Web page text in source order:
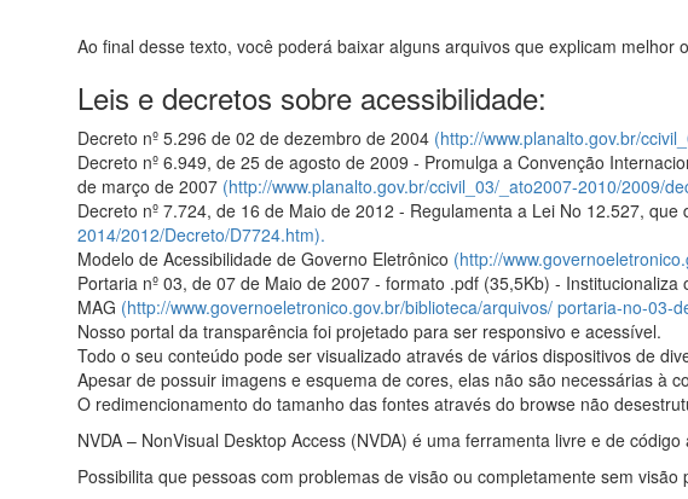
Ao final desse texto, você poderá baixar alguns arquivos que explicam
Leis e decretos sobre acessibilidade:
Decreto nº 5.296 de 02 de dezembro de 2004 (http://www.planalto.gov.br/
Decreto nº 6.949, de 25 de agosto de 2009 - Promulga a Convenção
de março de 2007 (http://www.planalto.gov.br/ccivil_03/_ato2007-2010/2009/
Decreto nº 7.724, de 16 de Maio de 2012 - Regulamenta a Lei No 12.527,
2014/2012/Decreto/D7724.htm).
Modelo de Acessibilidade de Governo Eletrônico (http://
Portaria nº 03, de 07 de Maio de 2007 - formato .pdf (35,5Kb) -
MAG (http://www.governoeletronico.gov.br/biblioteca/arquivos/ portaria-no-03-
Nosso portal da transparência foi projetado para ser responsivo e acessível.
Todo o seu conteúdo pode ser visualizado através de vários dispositivos de
Apesar de possuir imagens e esquema de cores, elas não são necessárias à
O redimencionamento do tamanho das fontes através do browse não
NVDA – NonVisual Desktop Access (NVDA) é uma ferramenta livre e de
Possibilita que pessoas com problemas de visão ou completamente sem